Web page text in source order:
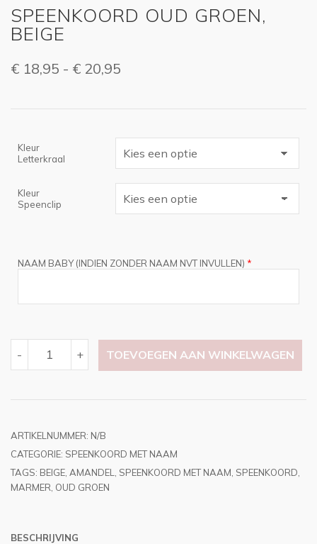
SPEENKOORD OUD GROEN,
BEIGE
€ 18,95 - € 20,95
€ 20,95
Kleur
Letterkraal
Kleur
Speenclip
NAAM BABY (INDIEN ZONDER NAAM NVT INVULLEN) *
-
OUD
+ TOEVOEGEN AAN WINKELWAGEN
ARTIKELNUMMER: N/B
CATEGORIE: SPEENKOORD MET NAAM
TAGS: BEIGE AMANDEL SPEENKOORD MET NAAM SPEENKOORD
MARMER OUD GROEN
BESCHRIJVING